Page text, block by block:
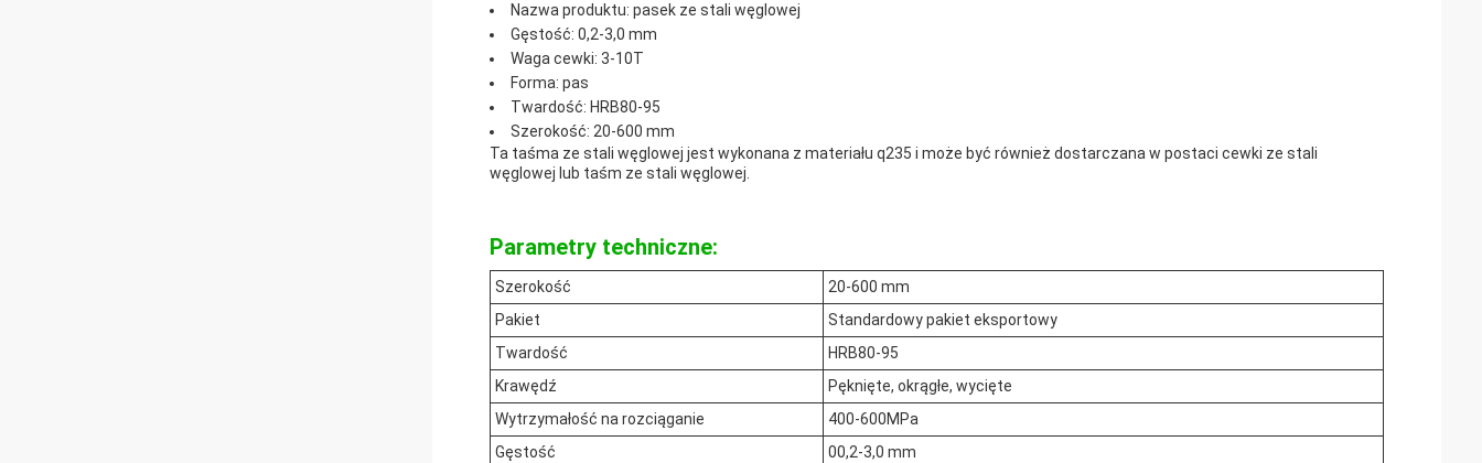
Nazwa produktu: pasek ze stali węglowej
Gęstość: 0,2-3,0 mm
Waga cewki: 3-10T
Forma: pas
Twardość: HRB80-95
Szerokość: 20-600 mm
Ta taśma ze stali węglowej jest wykonana z materiału q235 i może być również dostarczana w postaci cewki ze stali
węglowej lub taśm ze stali węglowej.
Parametry techniczne:
Szerokość
20-600 mm
Pakiet
Standardowy pakiet eksportowy
Twardość
HRB80-95
Krawędź
Pęknięte, okrągłe, wycięte
Wytrzymałość na rozciąganie
400-600MPa
Gęstość
00,2-3,0 mm